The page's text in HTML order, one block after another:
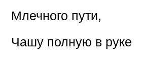
Млечного пути,
Чашу полную в руке